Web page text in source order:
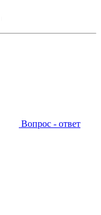
Вопрос - ответ